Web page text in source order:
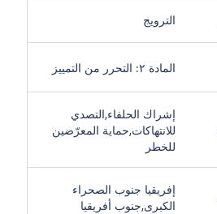
الترويج
المادة ٢: التحرر من التمييز
إشراك الحلفاء,التصدي
للانتهاكات,حماية المعرّضين
للخطر
إفريقيا جنوب الصحراء
الكبرى,جنوب أفريقيا